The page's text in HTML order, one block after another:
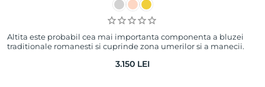
Altita este probabil cea mai importanta componenta a bluzei
traditionale romanesti si cuprinde zona umerilor si a manecii.
3.150 LEI